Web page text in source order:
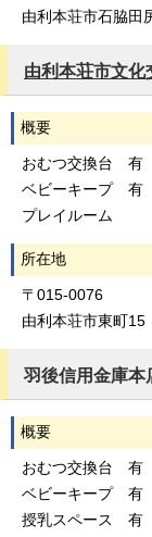
由利本荘市石脇田
由利本荘市文
概要
おむつ交換台 有
ベビーキープ 有
プレイルーム
所在地
〒015-0076
由利本荘市東町15
羽後信用金庫
概要
おむつ交換台 有
ベビーキープ 有
授乳スペース 有